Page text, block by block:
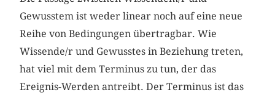
Gewusstem ist weder linear noch auf eine neue
Reihe von Bedingungen übertragbar. Wie
Wissende/r und Gewusstes in Beziehung treten,
hat viel mit dem Terminus zu tun, der das
Ereignis-Werden antreibt. Der Terminus ist das